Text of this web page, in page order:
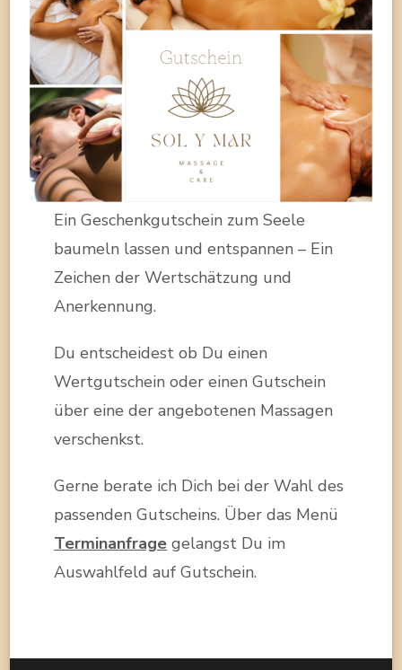
Ein Geschenkgutschein zum Seele
baumeln lassen und entspannen – Ein
Zeichen der Wertschätzung und
Anerkennung.
Du entscheidest ob Du einen
Wertgutschein oder einen Gutschein
über eine der angebotenen Massagen
verschenkst.
Gerne berate ich Dich bei der Wahl des
passenden Gutscheins. Über das Menü
Terminanfrage gelangst Du im
Auswahlfeld auf Gutschein.